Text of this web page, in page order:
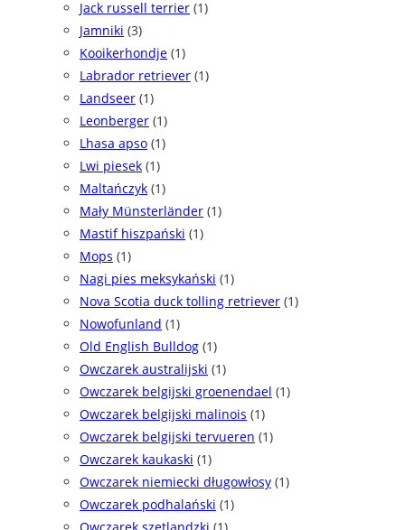
Jack russell terrier (1)
Jamniki (3)
Kooikerhondje (1)
Labrador retriever (1)
Landseer (1)
Leonberger (1)
Lhasa apso (1)
Lwi piesek (1)
Maltańczyk (1)
Mały Münsterländer (1)
Mastif hiszpański (1)
Mops (1)
Nagi pies meksykański (1)
Nova Scotia duck tolling retriever (1)
Nowofunland (1)
Old English Bulldog (1)
Owczarek australijski (1)
Owczarek belgijski groenendael (1)
Owczarek belgijski malinois (1)
Owczarek belgijski tervueren (1)
Owczarek kaukaski (1)
Owczarek niemiecki długowłosy (1)
Owczarek podhalański (1)